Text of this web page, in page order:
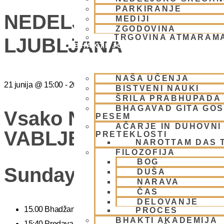
PARKIRANJE
MEDIJI
ZGODOVINA
TRGOVINA
BHAKTI JOGA
NAŠA UČENJA
BISTVENI NAUKI
ŠRILA PRABHUPADA
BHAGAVAD GITA
PESEM
AČARJE IN
PRETEKLOSTI
NAROTTAM DAS
FILOZOFIJA
BOG
DUŠA
NARAVA
ČAS
DELOVANJE
PROCES
BHAKTI AKADEMIJA
NEDELJSKO
LJUBLJANA
21 junija @ 15:00 - 20:00
Vsako Nedeljo Mini
VABLJENI (Žibertova
Sunday Feast
15.00 Bhadžani – duhovna glasba